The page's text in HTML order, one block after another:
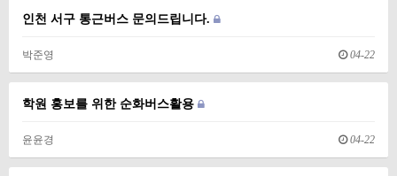
인천 서구 통근버스 문의드립니다.
박준영 04-22
학원 홍보를 위한 순화버스활용
윤윤경 04-22